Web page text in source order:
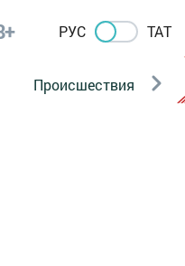
РУС ТАТ
Происшествия